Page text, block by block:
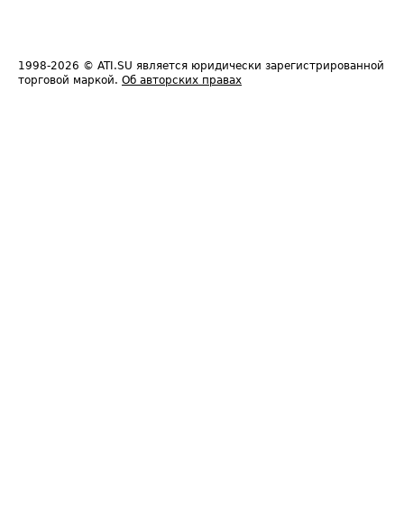
1998-2026 © ATI.SU является юридически зарегистрированной
торговой маркой. Об авторских правах